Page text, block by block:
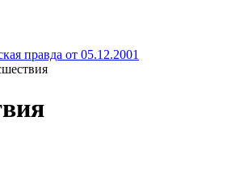
правда от 05.12.2001